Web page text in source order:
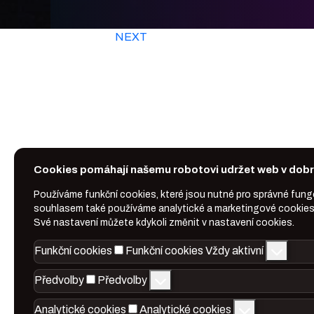
NEXT
Cookies pomáhají našemu robotovi udržet web v
Používáme funkční cookies, které jsou nutné pro správné
souhlasem také používáme analytické a marketingové
Své nastavení můžete kdykoli změnit v nastavení cookies.
Funkční cookies Funkční cookies Vždy aktivní
Předvolby Předvolby
Analytické cookies Analytické cookies